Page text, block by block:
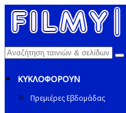
ΚΥΚΛΟΦΟΡΟΥΝ
Πρεμιέρες Εβδομάδας